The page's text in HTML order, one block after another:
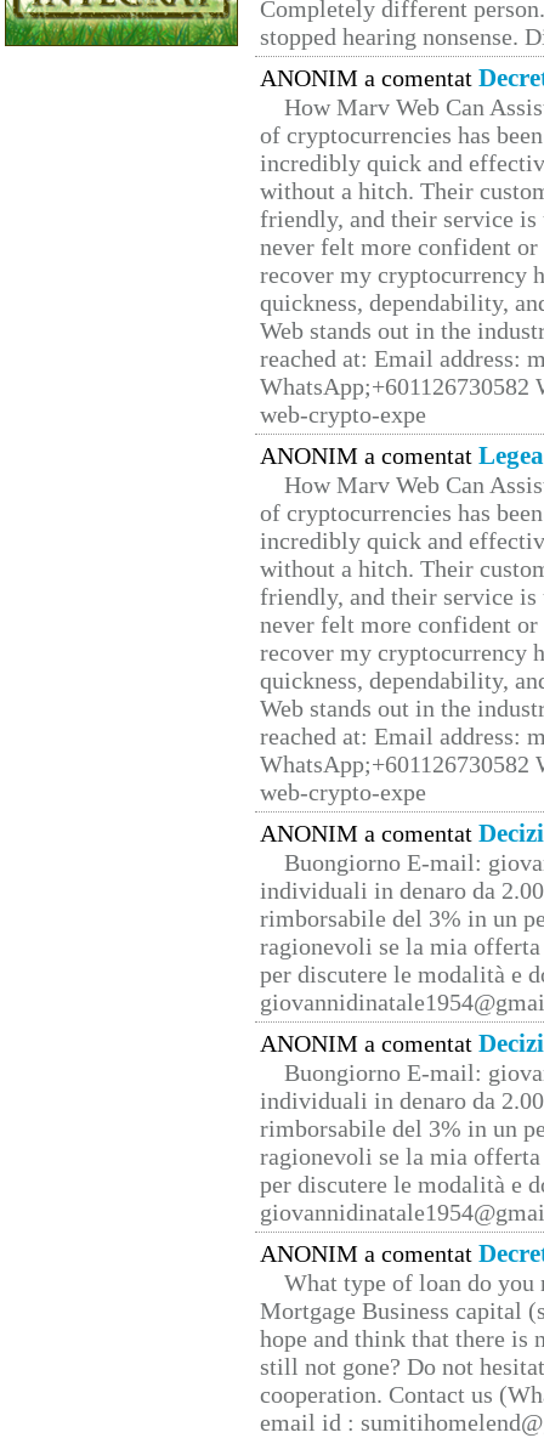
Completely different
stopped hearing nonsense.
ANONIM a comentat
How Marv Web Can
of cryptocurrencies has
incredibly quick and
without a hitch. Their
friendly, and their service
never felt more confident
recover my cryptocurrency
quickness, dependability,
Web stands out in the
reached at: Email address:
web-crypto-expe
ANONIM a comentat
How Marv Web Can
of cryptocurrencies has
incredibly quick and
without a hitch. Their
friendly, and their service
never felt more confident
recover my cryptocurrency
quickness, dependability,
Web stands out in the
reached at: Email address:
web-crypto-expe
ANONIM a comentat
Buongiorno E-mail:
individuali in denaro da
rimborsabile del 3% in un
ragionevoli se la mia
per discutere le modalità e
ANONIM a comentat
Buongiorno E-mail:
individuali in denaro da
rimborsabile del 3% in un
ragionevoli se la mia
per discutere le modalità e
ANONIM a comentat
What type of loan do you
Mortgage Business capital
hope and think that there is
still not gone? Do not
cooperation. Contact us
email id :